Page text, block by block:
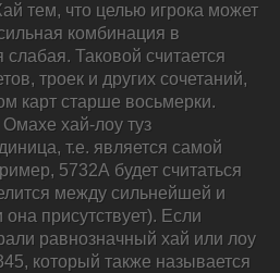
тем, что целью игрока может
комбинация в
Таковой считается
троек и других сочетаний,
карт старше восьмерки.
хай-лоу туз
т.е. является самой
5732А будет считаться
между сильнейшей и
присутствует). Если
равнозначный хай или лоу
который также называется